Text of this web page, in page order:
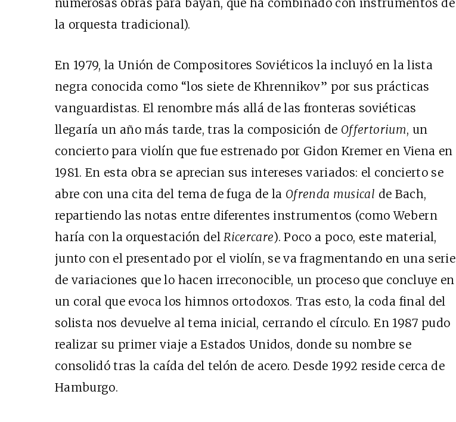
numerosas obras para bayan, que ha combinado con instrumentos de
la orquesta tradicional).
En 1979, la Unión de Compositores Soviéticos la incluyó en la lista
negra conocida como “los siete de Khrennikov” por sus prácticas
vanguardistas. El renombre más allá de las fronteras soviéticas
llegaría un año más tarde, tras la composición de Offertorium, un
concierto para violín que fue estrenado por Gidon Kremer en Viena en
1981. En esta obra se aprecian sus intereses variados: el concierto se
abre con una cita del tema de fuga de la Ofrenda musical de Bach,
repartiendo las notas entre diferentes instrumentos (como Webern
haría con la orquestación delRicercare). Poco a poco, este material,
junto con el presentado por el violín, se va fragmentando en una serie
de variaciones que lo hacen irreconocible, un proceso que concluye en
un coral que evoca los himnos ortodoxos. Tras esto, la coda final del
solista nos devuelve al tema inicial, cerrando el círculo. En 1987 pudo
realizar su primer viaje a Estados Unidos, donde su nombre se
consolidó tras la caída del telón de acero. Desde 1992 reside cerca de
Hamburgo.